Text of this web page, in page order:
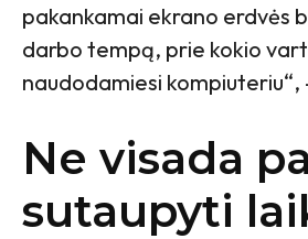
pakankamai ekrano erdvės
darbo tempą, prie kokio
naudodamiesi kompiuteriu“,
Ne visada
sutaupyti